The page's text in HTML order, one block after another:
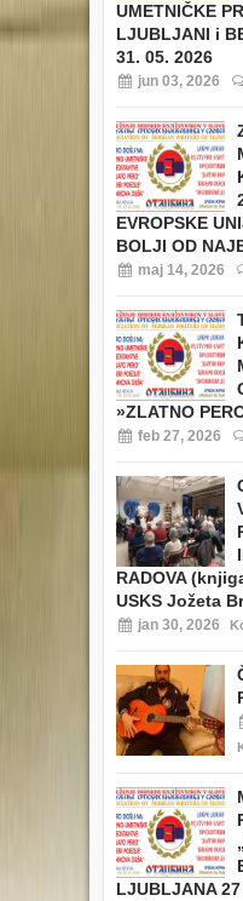
UMETNIČKE
LJUBLJANI i
31. 05. 2026
jun 03, 2026
EVROPSKE
BOLJI OD
maj 14, 2026
»ZLATNO
feb 27, 2026
RADOVA
USKS Jožeta
jan 30, 2026
LJUBLJANA